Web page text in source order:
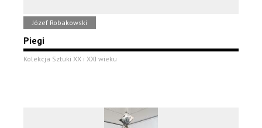
Józef Robakowski
Piegi
Kolekcja Sztuki XX i XXI wieku